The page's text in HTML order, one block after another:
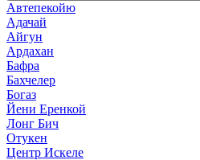
Автепекойю
Адачай
Айгун
Ардахан
Бафра
Бахчелер
Богаз
Йени Еренкой
Лонг Бич
Отукен
Центр Искеле